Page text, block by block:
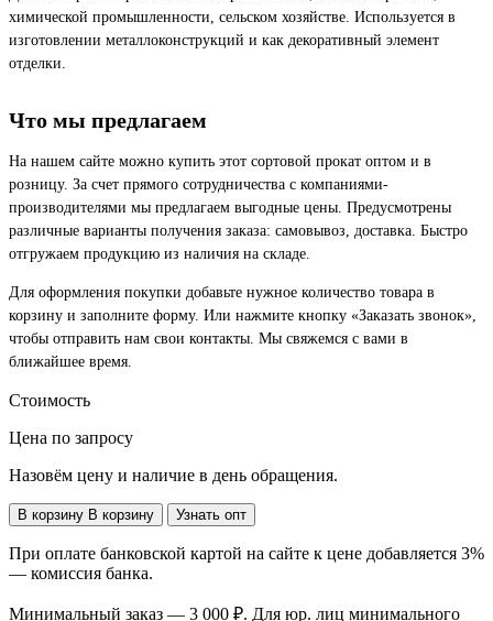
химической промышленности, сельском хозяйстве. Используется в
изготовлении металлоконструкций и как декоративный элемент
отделки.
Что мы предлагаем
На нашем сайте можно купить этот сортовой прокат оптом и в
розницу. За счет прямого сотрудничества с компаниями-
производителями мы предлагаем выгодные цены. Предусмотрены
различные варианты получения заказа: самовывоз, доставка. Быстро
отгружаем продукцию из наличия на складе.
Для оформления покупки добавьте нужное количество товара в
корзину и заполните форму. Или нажмите кнопку «Заказать звонок»,
чтобы отправить нам свои контакты. Мы свяжемся с вами в
ближайшее время.
Стоимость
Цена по запросу
Назовём цену и наличие в день обращения.
В корзину В корзину Узнать опт
При оплате банковской картой на сайте к цене добавляется 3%
— комиссия банка.
Минимальный заказ — 3 000 ₽. Для юр. лиц минимального